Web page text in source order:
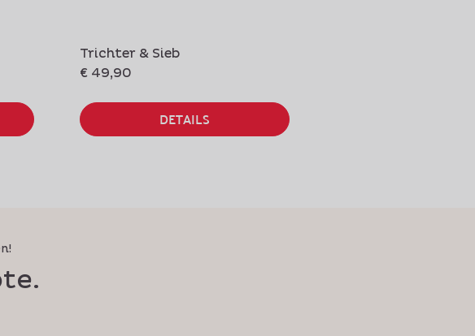
Trichter & Sieb
€ 49,90
DETAILS